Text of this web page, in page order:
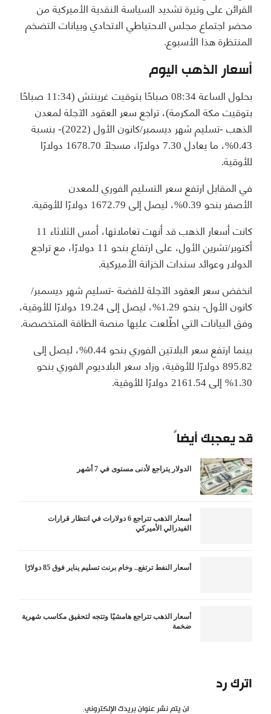
القرائن على وتيرة تشديد السياسة النقدية الأميركية من
محضر اجتماع مجلس الاحتياطي الاتحادي وبيانات التضخم
المنتظرة هذا الأسبوع.
أسعار الذهب اليوم
بحلول الساعة 08:34 صباحًا بتوقيت غرينتش (11:34 صباحًا
بتوقيت مكة المكرمة)، تراجع سعر العقود الآجلة لمعدن
الذهب -تسليم شهر ديسمبر/كانون الأول (2022)- بنسبة
0.43%، ما يعادل 7.30 دولارًا، مسجلًا 1678.70 دولارًا
للأوقية.
في المقابل ارتفع سعر التسليم الفوري للمعدن
الأصفر بنحو 0.39%، ليصل إلى 1672.79 دولارًا للأوقية.
كانت أسعار الذهب قد أنهت تعاملاتها، أمس الثلاثاء 11
أكتوبر/تشرين الأول، على ارتفاع بنحو 11 دولارًا، مع تراجع
الدولار وعوائد سندات الخزانة الأميركية.
انخفض سعر العقود الآجلة للفضة -تسليم شهر ديسمبر/
كانون الأول- بنحو 1.29%، ليصل إلى 19.24 دولارًا للأوقية،
وفق البيانات التي اطّلعت عليها منصة الطاقة المتخصصة.
بينما ارتفع سعر البلاتين الفوري بنحو 0.44%، ليصل إلى
895.82 دولارًا للأوقية، وزاد سعر البلاديوم الفوري بنحو
1.30% إلى 2161.54 دولارًا للأوقية.
قد يعجبك أيضاً
الدولار يتراجع لأدنى مستوى في 7 أشهر
أسعار الذهب تتراجع 6 دولارات في انتظار قرارات
الفيدرالي الأميركي
أسعار النفط ترتفع.. وخام برنت تسليم يناير فوق 85 دولارًا
أسعار الذهب تتراجع هامشيًا وتتجه لتحقيق مكاسب شهرية
ضخمة
اترك رد
لن يتم نشر عنوان بريدك الإلكتروني.